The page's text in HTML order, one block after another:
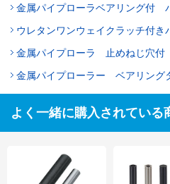
金属パイプローラベアリング付
ウレタンワンウェイクラッチ付き
金属パイプローラ 止めねじ穴付
金属パイプローラー ベアリング
よく一緒に購入されている